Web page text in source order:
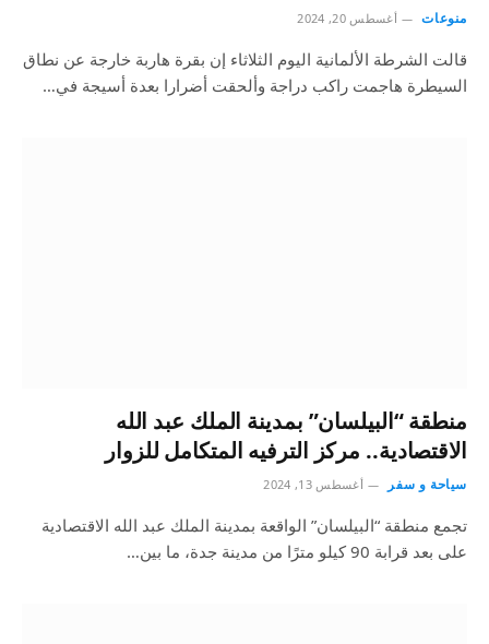
منوعات أغسطس 20, 2024
قالت الشرطة الألمانية اليوم الثلاثاء إن بقرة هاربة خارجة عن نطاق
السيطرة هاجمت راكب دراجة وألحقت أضرارا بعدة أسيجة في…
منطقة “البيلسان” بمدينة الملك عبد الله
الاقتصادية.. مركز الترفيه المتكامل للزوار
سياحة و سفر أغسطس 13, 2024
تجمع منطقة “البيلسان” الواقعة بمدينة الملك عبد الله الاقتصادية
على بعد قرابة 90 كيلو مترًا من مدينة جدة، ما بين…